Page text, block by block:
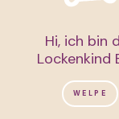
Hi, ich bin
Lockenkind
WELPE